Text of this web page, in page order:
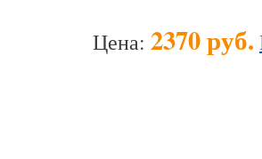
Цена: 2370 руб.